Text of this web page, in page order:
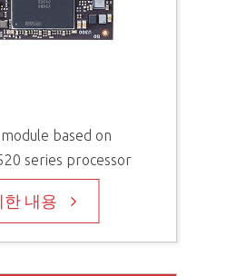
based on
series processor
한 내용